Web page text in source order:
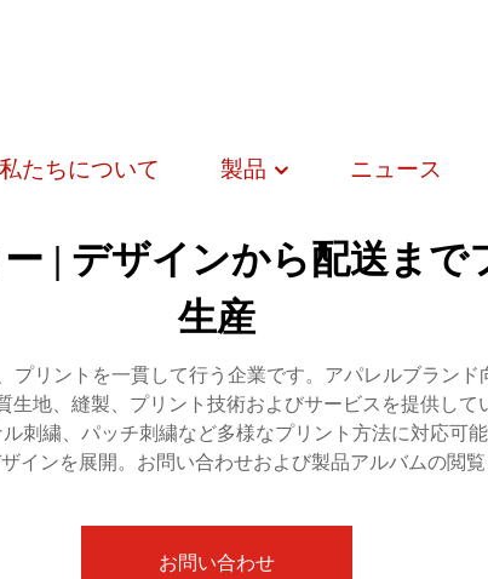
私たちについて 製品 ニュース
| デザインから配送ま
生産
リントを一貫して行う企業です。アパレルブラン
地、縫製、プリント技術およびサービスを提供して
刺繍、パッチ刺繍など多様なプリント方法に対応可
インを展開。お問い合わせおよび製品アルバムの閲覧
お問い合わせ